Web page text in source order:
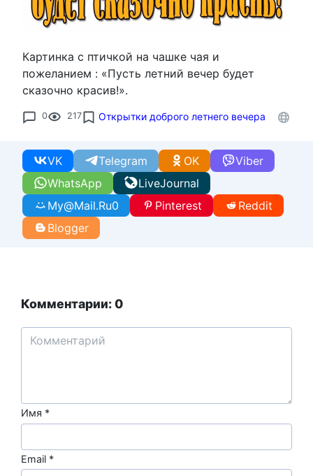
Картинка с птичкой на чашке чая и
пожеланием : «Пусть летний вечер будет
сказочно красив!».
0 217 Открытки доброго летнего вечера
WhatsApp
VK Telegram Viber
OK
LiveJournal
My@Mail.Ru0 Pinterest
Reddit
Blogger
Комментарии: 0
Имя *
Email *